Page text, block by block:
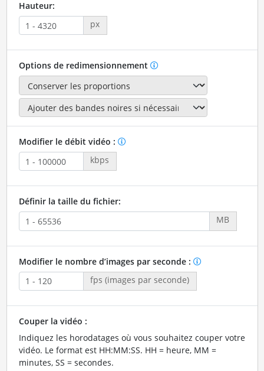
Hauteur:
px
Options de redimensionnement
Modifier le débit vidéo :
kbps
Définir la taille du fichier:
MB
Modifier le nombre d’images par seconde :
fps (images par seconde)
Couper la vidéo :
Indiquez les horodatages où vous souhaitez couper votre
vidéo. Le format est HH:MM:SS. HH = heure, MM =
minutes, SS = secondes.